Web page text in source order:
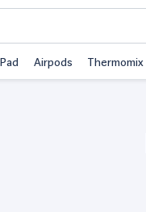
Airpods Thermomix